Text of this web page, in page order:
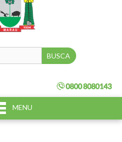
MENU